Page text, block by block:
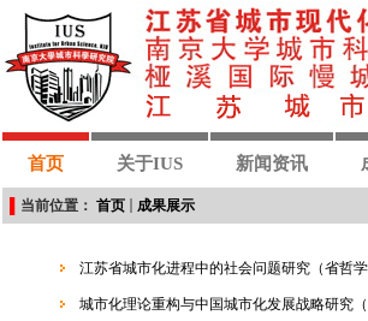
首页 关于IUS 新闻资讯
当前位置： 首页 成果展示
江苏省城市化进程中的社会问题研究（省哲
城市化理论重构与中国城市化发展战略研究